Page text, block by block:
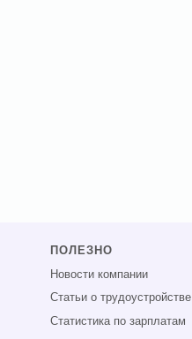
ПОЛЕЗНО
Новости компании
Статьи о трудоустройстве
Статистика по зарплатам